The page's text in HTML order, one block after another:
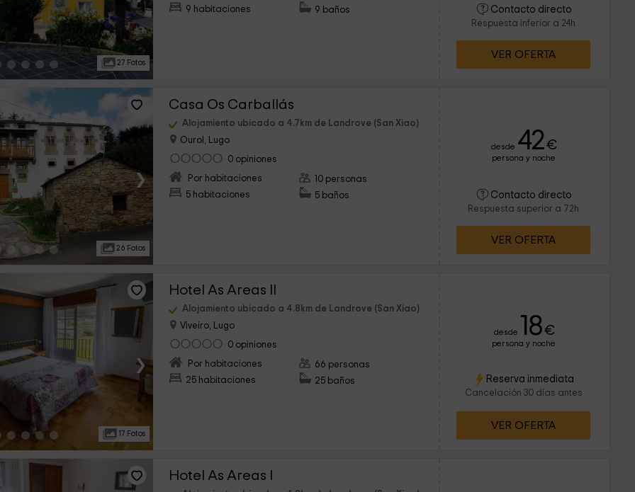
27 Fotos
9 habitaciones
9 baños
Contacto directo
Respuesta inferior a 24h
VER OFERTA
›
26 Fotos
Casa Os Carballás
Alojamiento ubicado a 4.7km de Landrove (San Xiao)
Ourol, Lugo
0 opiniones
Por habitaciones
5 habitaciones
10 personas
5 baños
desde 42€
persona y noche
Contacto directo
Respuesta superior a 72h
VER OFERTA
›
17 Fotos
Hotel As Areas II
Alojamiento ubicado a 4.8km de Landrove (San Xiao)
Viveiro, Lugo
0 opiniones
Por habitaciones
25 habitaciones
66 personas
25 baños
desde 18€
persona y noche
Reserva inmediata
Cancelación 30 días antes
VER OFERTA
Hotel As Areas I